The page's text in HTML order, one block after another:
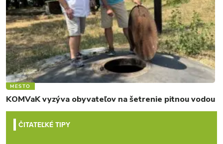
MESTO
KOMVaK vyzýva obyvateľov na šetrenie pitnou vodou
ČITATEĽKÉ TIPY